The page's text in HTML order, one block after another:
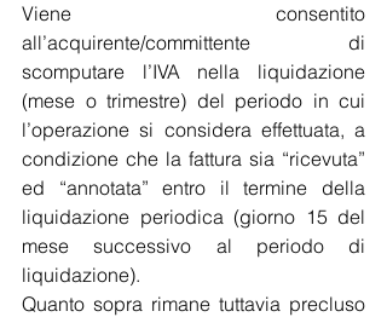
Viene consentito
all’acquirente/committente di
scomputare l’IVA nella liquidazione
(mese o trimestre) del periodo in cui
l’operazione si considera effettuata, a
condizione che la fattura sia “ricevuta”
ed “annotata” entro il termine della
liquidazione periodica (giorno 15 del
mese successivo al periodo di
liquidazione).
Quanto sopra rimane tuttavia precluso